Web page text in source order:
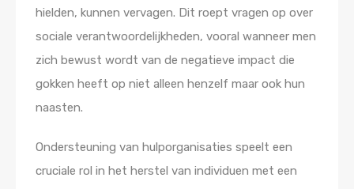
hielden, kunnen vervagen. Dit roept vragen op over
sociale verantwoordelijkheden, vooral wanneer men
zich bewust wordt van de negatieve impact die
gokken heeft op niet alleen henzelf maar ook hun
naasten.
Ondersteuning van hulporganisaties speelt een
cruciale rol in het herstel van individuen met een